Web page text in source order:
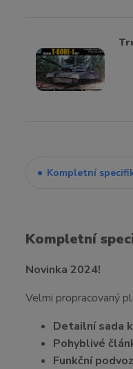
Kompletní
Kompletní
Novinka 2024!
Velmi propracovaný
Detailní sada
Pohyblivé
Funkční